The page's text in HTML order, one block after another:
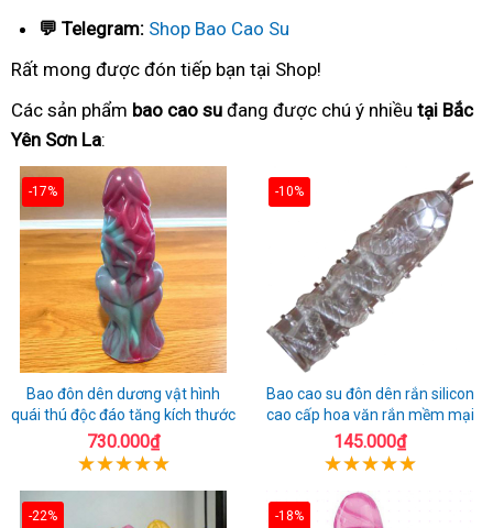
💬 Telegram: Shop Bao Cao Su
Rất mong được đón tiếp bạn tại Shop!
Các sản phẩm bao cao su đang được chú ý nhiều tại Bắc
Yên Sơn La:
-17%
Bao đôn dên dương vật hình
quái thú độc đáo tăng kích thước
730.000₫
-10%
Bao cao su đôn dên rắn silicon
cao cấp hoa văn rắn mềm mại
145.000₫
-22% -18%